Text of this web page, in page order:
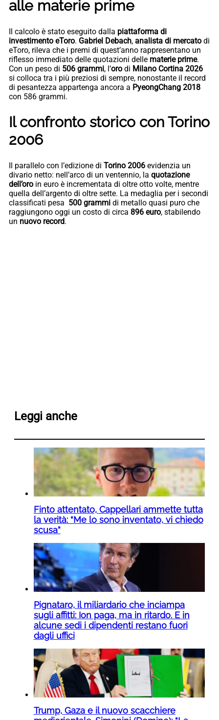
alle materie prime
Il calcolo è stato eseguito dalla piattaforma di
investimento eToro. Gabriel Debach, analista di mercato di
eToro, rileva che i premi di quest’anno rappresentano un
riflesso immediato delle quotazioni delle materie prime.
Con un peso di 506 grammi, l’oro di Milano Cortina 2026
si colloca tra i più preziosi di sempre, nonostante il record
di pesantezza appartenga ancora a PyeongChang 2018
con 586 grammi.
Il confronto storico con Torino
2006
Il parallelo con l’edizione di Torino 2006 evidenzia un
divario netto: nell’arco di un ventennio, la quotazione
dell’oro in euro è incrementata di oltre otto volte, mentre
quella dell’argento di oltre sette. La medaglia per i secondi
classificati pesa 500 grammi di metallo quasi puro che
raggiungono oggi un costo di circa 896 euro, stabilendo
un nuovo record.
Leggi anche
Finto attentato, Cappellari ammette tutta
la verità: “Me lo sono inventato, vi chiedo
scusa”
Pignataro, il miliardario che inciampa
sugli affitti: Ion paga, ma in ritardo. E in
alcune sedi i dipendenti restano fuori
dagli uffici
Trump, Gaza e il nuovo scacchiere